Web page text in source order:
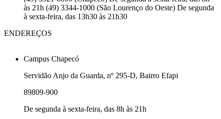
às 21h (49) 3344-1000 (São Lourenço do Oeste) De segunda
à sexta-feira, das 13h30 às 21h30
ENDEREÇOS
Campus Chapecó
Servidão Anjo da Guarda, nº 295-D, Bairro Efapi
89809-900
De segunda à sexta-feira, das 8h às 21h